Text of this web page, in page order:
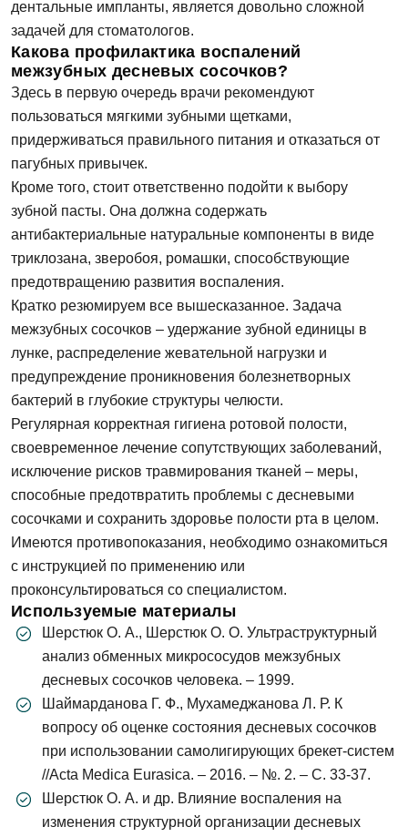
дентальные импланты, является довольно сложной
задачей для стоматологов.
Какова профилактика воспалений
межзубных десневых сосочков?
Здесь в первую очередь врачи рекомендуют
пользоваться мягкими зубными щетками,
придерживаться правильного питания и отказаться от
пагубных привычек.
Кроме того, стоит ответственно подойти к выбору
зубной пасты. Она должна содержать
антибактериальные натуральные компоненты в виде
триклозана, зверобоя, ромашки, способствующие
предотвращению развития воспаления.
Кратко резюмируем все вышесказанное. Задача
межзубных сосочков – удержание зубной единицы в
лунке, распределение жевательной нагрузки и
предупреждение проникновения болезнетворных
бактерий в глубокие структуры челюсти.
Регулярная корректная гигиена ротовой полости,
своевременное лечение сопутствующих заболеваний,
исключение рисков травмирования тканей – меры,
способные предотвратить проблемы с десневыми
сосочками и сохранить здоровье полости рта в целом.
Имеются противопоказания, необходимо ознакомиться
с инструкцией по применению или
проконсультироваться со специалистом.
Используемые материалы
Шерстюк О. А., Шерстюк О. О. Ультраструктурный
анализ обменных микрососудов межзубных
десневых сосочков человека. – 1999.
Шаймарданова Г. Ф., Мухамеджанова Л. Р. К
вопросу об оценке состояния десневых сосочков
при использовании самолигирующих брекет-систем
//Acta Medica Eurasica. – 2016. – №. 2. – С. 33-37.
Шерстюк О. А. и др. Влияние воспаления на
изменения структурной организации десневых